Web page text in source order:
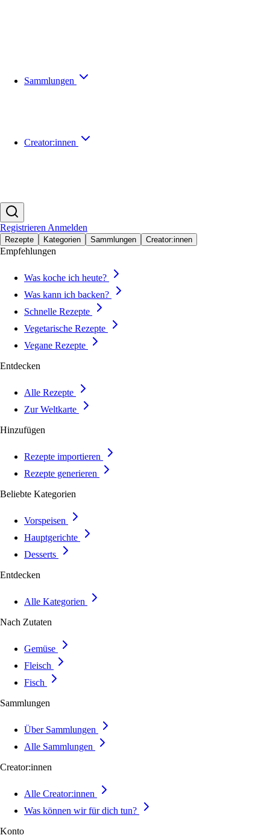
Sammlungen
Creator:innen
Registrieren Anmelden
Rezepte Kategorien Sammlungen Creator:innen
Empfehlungen
Was koche ich heute?
Was kann ich backen?
Schnelle Rezepte
Vegetarische Rezepte
Vegane Rezepte
Entdecken
Alle Rezepte
Zur Weltkarte
Hinzufügen
Rezepte importieren
Rezepte generieren
Beliebte Kategorien
Vorspeisen
Hauptgerichte
Desserts
Entdecken
Alle Kategorien
Nach Zutaten
Gemüse
Fleisch
Fisch
Sammlungen
Über Sammlungen
Alle Sammlungen
Creator:innen
Alle Creator:innen
Was können wir für dich tun?
Konto